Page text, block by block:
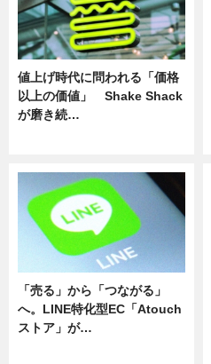
値上げ時代に問われる「価格
以上の価値」 Shake Shack
が磨き続…
「売る」から「つながる」
へ。LINE特化型EC「Atouch
ストア」が…